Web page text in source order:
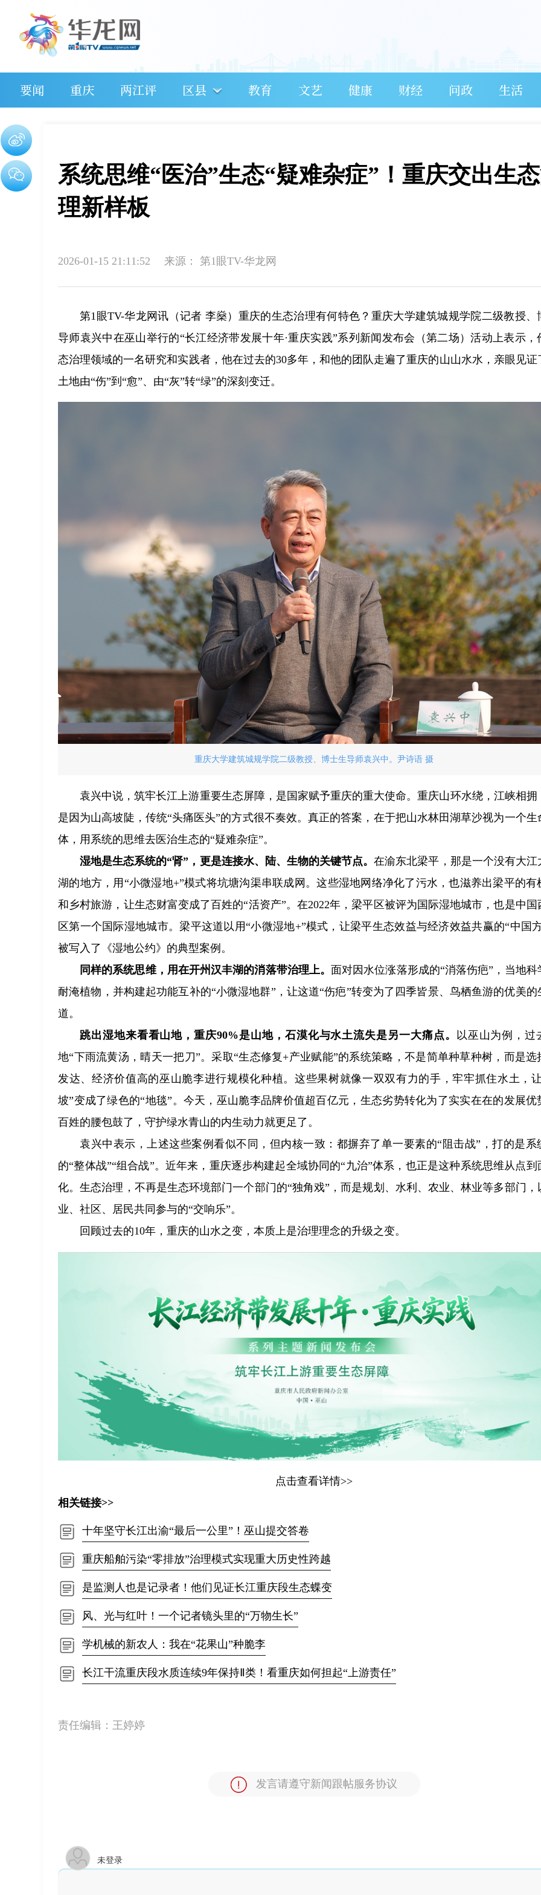
要闻 重庆 两江评 区县 教育 文艺 健康 财经 问政 生活
系统思维“医治”生态“疑难杂症”！重庆交出生
理新样板
2026-01-15 21:11:52 来源： 第1眼TV-华龙网
第1眼TV-华龙网讯（记者 李燊）重庆的生态治理有何特色？重庆大学建筑城规学院二级教授、
导师袁兴中在巫山举行的“长江经济带发展十年·重庆实践”系列新闻发布会（第二场）活动上表示，
态治理领域的一名研究和实践者，他在过去的30多年，和他的团队走遍了重庆的山山水水，亲眼见证
土地由“伤”到“愈”、由“灰”转“绿”的深刻变迁。
重庆大学建筑城规学院二级教授、博士生导师袁兴中。尹诗语 摄
袁兴中说，筑牢长江上游重要生态屏障，是国家赋予重庆的重大使命。重庆山环水绕，江峡相拥
是因为山高坡陡，传统“头痛医头”的方式很不奏效。真正的答案，在于把山水林田湖草沙视为一个生
体，用系统的思维去医治生态的“疑难杂症”。
湿地是生态系统的“肾”，更是连接水、陆、生物的关键节点。在渝东北梁平，那是一个没有大江
湖的地方，用“小微湿地+”模式将坑塘沟渠串联成网。这些湿地网络净化了污水，也滋养出梁平的有
和乡村旅游，让生态财富变成了百姓的“活资产”。在2022年，梁平区被评为国际湿地城市，也是中国
区第一个国际湿地城市。梁平这道以用“小微湿地+”模式，让梁平生态效益与经济效益共赢的“中国
被写入了《湿地公约》的典型案例。
同样的系统思维，用在开州汉丰湖的消落带治理上。 面对因水位涨落形成的“消落伤疤”，当地科
耐淹植物，并构建起功能互补的“小微湿地群”，让这道“伤疤”转变为了四季皆景、鸟栖鱼游的优美的
道。
跳出湿地来看看山地，重庆90%是山地，石漠化与水土流失是另一大痛点。 以巫山为例，过
地“下雨流黄汤，晴天一把刀”。采取“生态修复+产业赋能”的系统策略，不是简单种草种树，而是选
发达、经济价值高的巫山脆李进行规模化种植。这些果树就像一双双有力的手，牢牢抓住水土，
坡”变成了绿色的“地毯”。今天，巫山脆李品牌价值超百亿元，生态劣势转化为了实实在在的发展优
百姓的腰包鼓了，守护绿水青山的内生动力就更足了。
袁兴中表示，上述这些案例看似不同，但内核一致：都摒弃了单一要素的“阻击战”，打的是系
的“整体战”“组合战”。近年来，重庆逐步构建起全域协同的“九治”体系，也正是这种系统思维从点到
化。生态治理，不再是生态环境部门一个部门的“独角戏”，而是规划、水利、农业、林业等多部门，
业、社区、居民共同参与的“交响乐”。
回顾过去的10年，重庆的山水之变，本质上是治理理念的升级之变。
点击查看详情>>
相关链接>>
十年坚守长江出渝“最后一公里”！巫山提交答卷
重庆船舶污染“零排放”治理模式实现重大历史性跨越
是监测人也是记录者！他们见证长江重庆段生态蝶变
风、光与红叶！一个记者镜头里的“万物生长”
学机械的新农人：我在“花果山”种脆李
长江干流重庆段水质连续9年保持Ⅱ类！看重庆如何担起“上游责任”
责任编辑： 王婷婷
发言请遵守新闻跟帖服务协议
未登录